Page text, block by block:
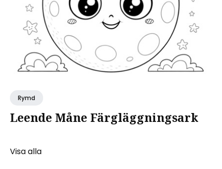
Rymd
Leende Måne Färgläggningsark
Visa alla